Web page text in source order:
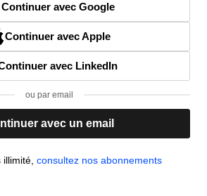
Continuer avec Google
Continuer avec Apple
avec LinkedIn
ou par email
avec un email
consultez nos abonnements